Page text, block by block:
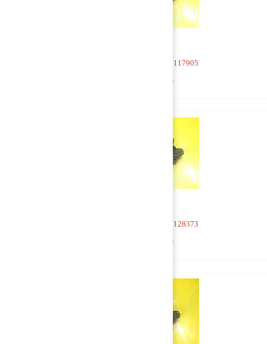
Насос масляный 504117905
5 000 руб
Насос масляный 504128373
5 000 руб